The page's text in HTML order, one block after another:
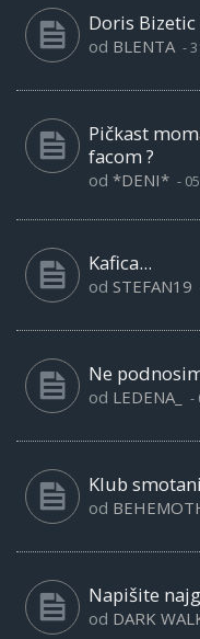
Doris Bizetic
od BLENTA -
Pičkast
facom ?
od *DENI* -
Kafica...
od STEFAN19
Ne
od LEDENA_ -
Klub
od
Napišite
od DARK